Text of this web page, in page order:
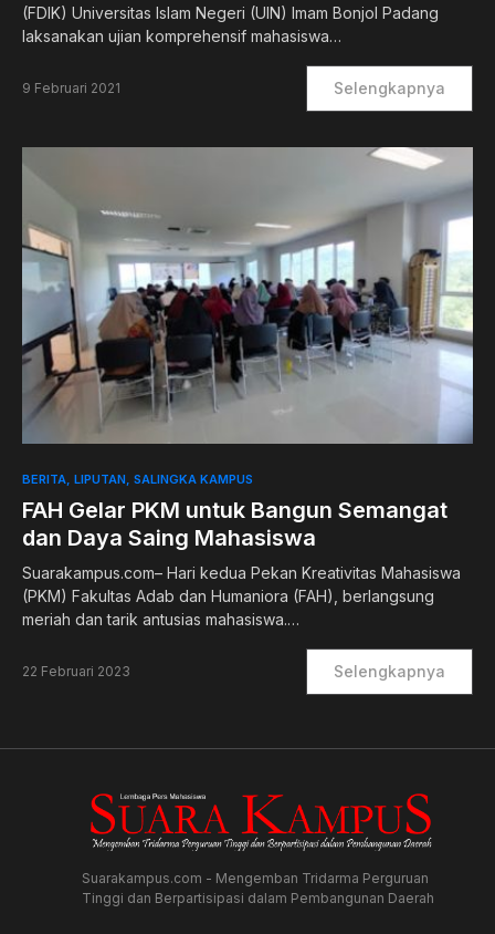
(FDIK) Universitas Islam Negeri (UIN) Imam Bonjol Padang
laksanakan ujian komprehensif mahasiswa…
9 Februari 2021 Selengkapnya
BERITA LIPUTAN SALINGKA KAMPUS
FAH Gelar PKM untuk Bangun Semangat
dan Daya Saing Mahasiswa
Suarakampus.com– Hari kedua Pekan Kreativitas Mahasiswa
(PKM) Fakultas Adab dan Humaniora (FAH), berlangsung
meriah dan tarik antusias mahasiswa.…
22 Februari 2023 Selengkapnya
Suarakampus.com - Mengemban Tridarma Perguruan
Tinggi dan Berpartisipasi dalam Pembangunan Daerah